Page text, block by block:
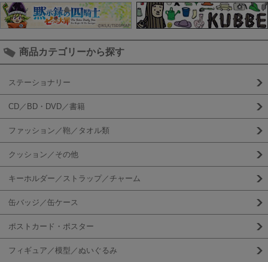
商品カテゴリーから探す
ステーショナリー
CD／BD・DVD／書籍
ファッション／鞄／タオル類
クッション／その他
キーホルダー／ストラップ／チャーム
缶バッジ／缶ケース
ポストカード・ポスター
フィギュア／模型／ぬいぐるみ